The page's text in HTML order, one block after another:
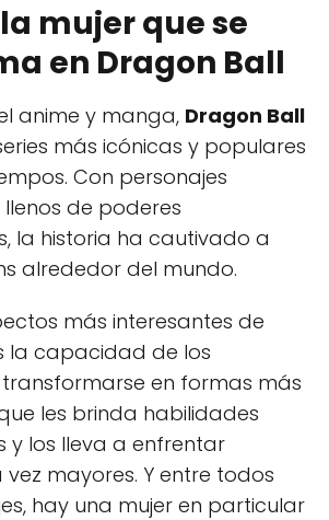
mujer que se
en Dragon Ball
anime y manga, Dragon Ball
más icónicas y populares
Con personajes
de poderes
la historia ha cautivado a
alrededor del mundo.
más interesantes de
la capacidad de los
en formas más
les brinda habilidades
y los lleva a enfrentar
mayores. Y entre todos
hay una mujer en particular